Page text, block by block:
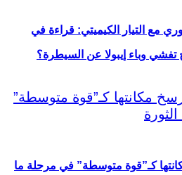
مع التيار الكيميتي: قراءة في
كـ”قوة متوسطة” في مرحلة ما